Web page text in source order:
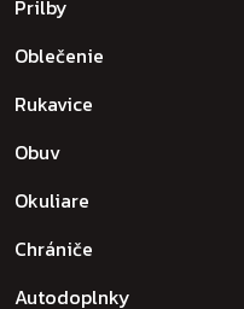
Prilby
Oblečenie
Rukavice
Obuv
Okuliare
Chrániče
Autodoplnky